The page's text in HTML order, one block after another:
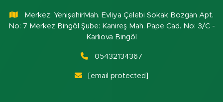
Merkez: YenişehirMah. Evliya Çelebi Sokak Bozgan Apt.
No: 7 Merkez Bingöl Şube: Kanireş Mah. Pape Cad. No: 3/C -
Karlıova Bingöl
05432134367
[email protected]